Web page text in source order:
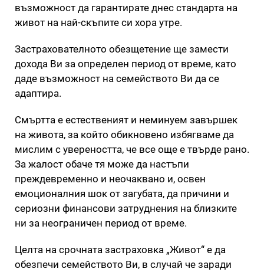
възможност да гарантирате днес стандарта на
живот на най-скъпите си хора утре.
Застрахователното обезщетение ще замести
дохода Ви за определен период от време, като
даде възможност на семейството Ви да се
адаптира.
Смъртта е естественият и неминуем завършек
на живота, за който обикновено избягваме да
мислим с увереността, че все още е твърде рано.
За жалост обаче тя може да настъпи
преждевременно и неочаквано и, освен
емоционалния шок от загубата, да причини и
сериозни финансови затруднения на близките
ни за неограничен период от време.
Целта на срочната застраховка „Живот“ е да
обезпечи семейството Ви, в случай че заради